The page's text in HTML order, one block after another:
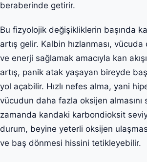
beraberinde getirir.
Bu fizyolojik değişikliklerin başında
artış gelir. Kalbin hızlanması,
ve enerji sağlamak amacıyla kan
artış, panik atak yaşayan bireyde
yol açabilir. Hızlı nefes alma, yani
vücudun daha fazla oksijen almasını
zamanda kandaki karbondioksit
durum, beyine yeterli oksijen
ve baş dönmesi hissini tetikleyebilir.